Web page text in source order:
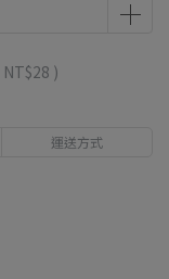
NT$28 )
運送方式